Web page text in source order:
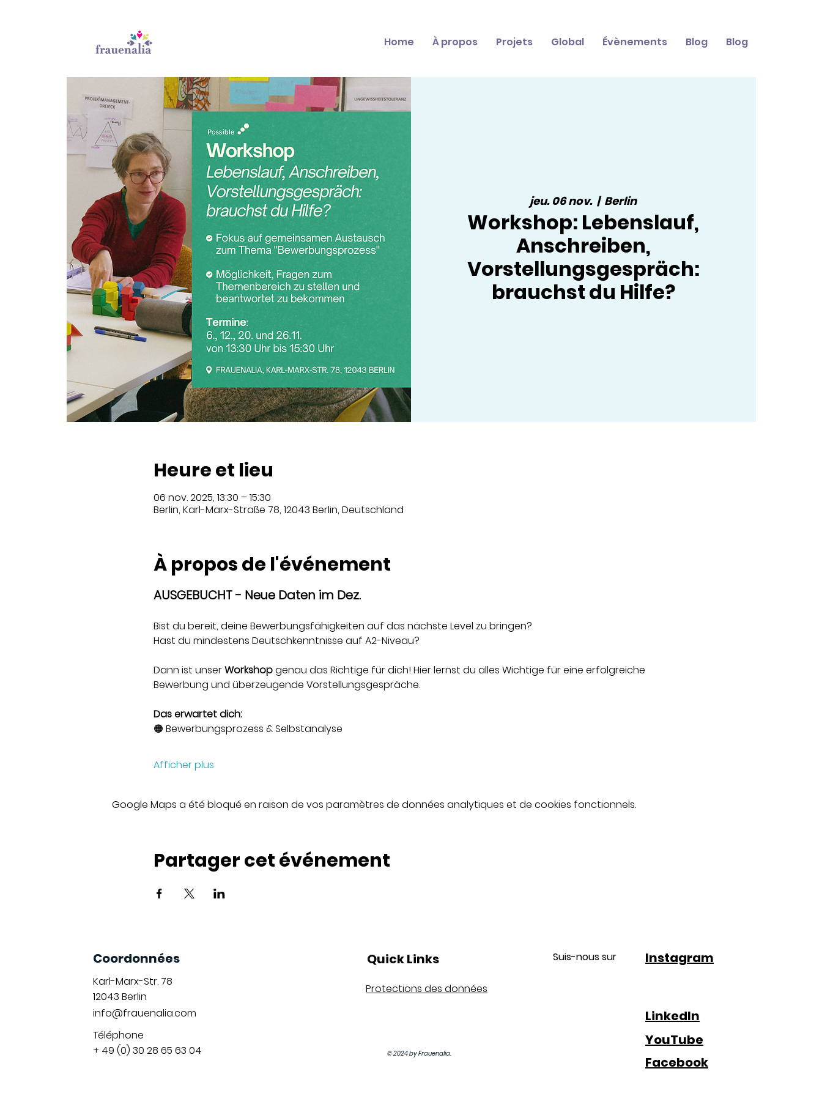
Home À propos Projets Global Évènements Blog Blog
jeu. 06 nov.
  |
Berlin
Workshop: Lebenslauf,
Anschreiben,
Vorstellungsgespräch:
brauchst du Hilfe?
Heure et lieu
06 nov. 2025, 13:30 – 15:30
Berlin, Karl-Marx-Straße 78, 12043 Berlin, Deutschland
À propos de l'événement
AUSGEBUCHT - Neue Daten im Dez.
Bist du bereit, deine Bewerbungsfähigkeiten auf das nächste Level zu bringen?
Hast du mindestens Deutschkenntnisse auf A2-Niveau?
Dann ist unser Workshop genau das Richtige für dich! Hier lernst du alles Wichtige für eine erfolgreiche
Bewerbung und überzeugende Vorstellungsgespräche.
Das erwartet dich:
🟠 Bewerbungsprozess & Selbstanalyse
Afficher plus
Google Maps a été bloqué en raison de vos paramètres de données analytiques et de cookies fonctionnels.
Partager cet événement
Coordonnées
Karl-Marx-Str. 78
12043 Berlin
info@frauenalia.com
Téléphone
+ 49 (0) 30 28 65 63 04
Quick Links
Protections des données
Suis-nous sur Instagram
LinkedIn
YouTube
Facebook
© 2024 by Frauenalia.